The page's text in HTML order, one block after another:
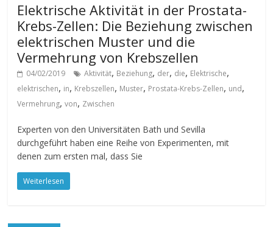
Elektrische Aktivität in der Prostata-
Krebs-Zellen: Die Beziehung zwischen
elektrischen Muster und die
Vermehrung von Krebszellen
04/02/2019 Aktivität, Beziehung, der, die, Elektrische,
elektrischen, in, Krebszellen, Muster, Prostata-Krebs-Zellen, und,
Vermehrung,von, Zwischen
Experten von den Universitäten Bath und Sevilla
durchgeführt haben eine Reihe von Experimenten, mit
denen zum ersten mal, dass Sie
Weiterlesen